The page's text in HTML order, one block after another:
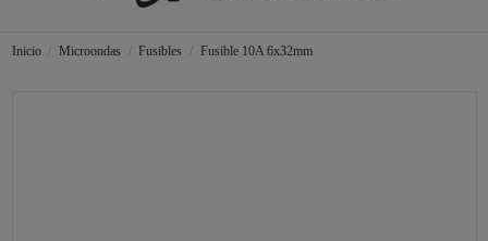
Inicio Microondas Fusibles Fusible 10A 6x32mm